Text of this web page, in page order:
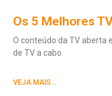
Os 5 Melhores
O conteúdo da TV aberta
de TV a cabo
VEJA MAIS...